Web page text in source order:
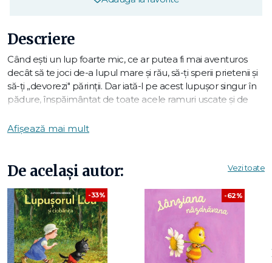
Descriere
Când ești un lup foarte mic, ce ar putea fi mai aventuros
decât să te joci de-a lupul mare și rău, să-ți sperii prietenii și
să-ți „devorezi" părinții. Dar iată-l pe acest lupușor singur în
pădure, înspăimântat de toate acele ramuri uscate și de
plânge după… mămica lui! Din nefericire, toate animalele
Antoon Kringseste un celebru autor și ilustrator francez de
cărţi pentru copii. A creat mai multe serii de cărţi ilustrate,
care s-au bucurat de mare succes peste tot în lume. Seria
Lupușorul Louare în centru un personaj foarte simpatic –
Lou, un lupușor foarte curios, isteţ și vesel.
Afișează mai mult
De același autor: Vezi toate
-33% -62%